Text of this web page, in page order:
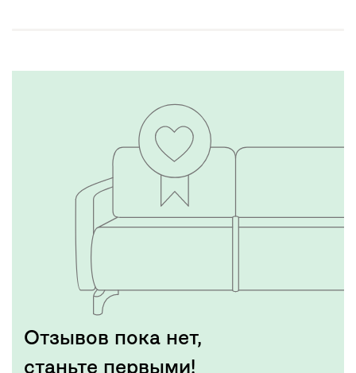
Отзывов пока нет,
станьте первыми!